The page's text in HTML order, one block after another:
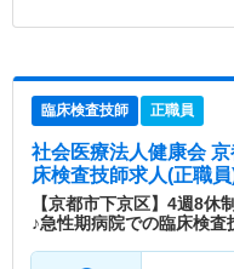
臨床検査技師 正職員
社会医療法人健康会 京
床検査技師求人(正職
【京都市下京区】4週8休
♪急性期病院での臨床検査